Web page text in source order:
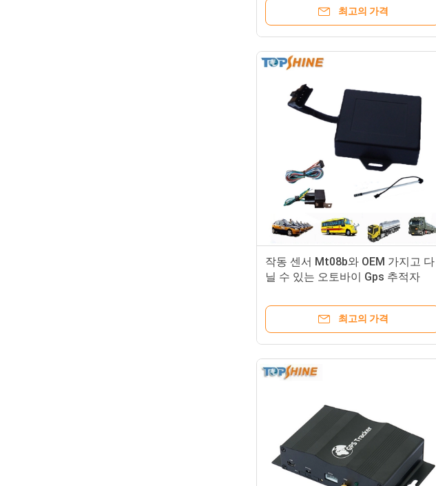
최고의 가격
작동 센서 Mt08b와 OEM 가지고 다
닐 수 있는 오토바이 Gps 추적자
최고의 가격